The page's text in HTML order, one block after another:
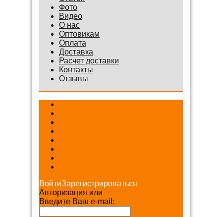
Фото
Видео
О нас
Оптовикам
Оплата
Доставка
Расчет доставки
Контакты
Отзывы
ВойтиЗарегистрироваться
Авторизация или
Введите Ваш e-mail: